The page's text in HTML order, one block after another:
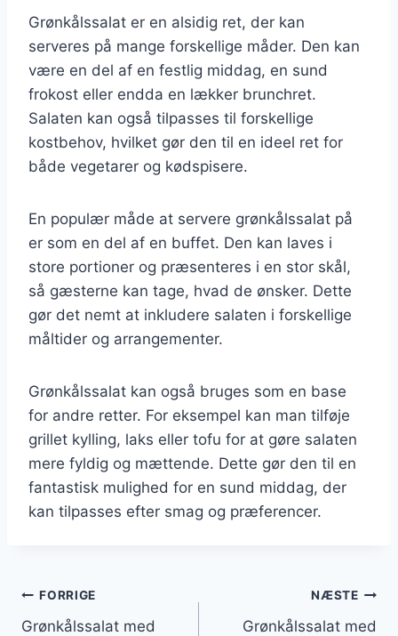
Grønkålssalat er en alsidig ret, der kan
serveres på mange forskellige måder. Den kan
være en del af en festlig middag, en sund
frokost eller endda en lækker brunchret.
Salaten kan også tilpasses til forskellige
kostbehov, hvilket gør den til en ideel ret for
både vegetarer og kødspisere.
En populær måde at servere grønkålssalat på
er som en del af en buffet. Den kan laves i
store portioner og præsenteres i en stor skål,
så gæsterne kan tage, hvad de ønsker. Dette
gør det nemt at inkludere salaten i forskellige
måltider og arrangementer.
Grønkålssalat kan også bruges som en base
for andre retter. For eksempel kan man tilføje
grillet kylling, laks eller tofu for at gøre salaten
mere fyldig og mættende. Dette gør den til en
fantastisk mulighed for en sund middag, der
kan tilpasses efter smag og præferencer.
Indlægsnavigation
FORRIGE
Grønkålssalat med
NÆSTE
Grønkålssalat med